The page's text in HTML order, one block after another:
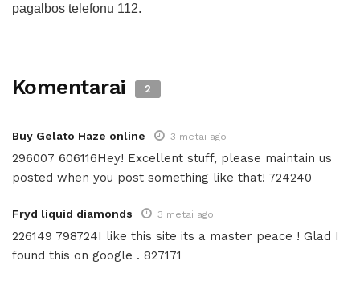
pagalbos telefonu 112.
Komentarai 2
Buy Gelato Haze online 3 metai ago
296007 606116Hey! Excellent stuff, please maintain us
posted when you post something like that! 724240
Fryd liquid diamonds 3 metai ago
226149 798724I like this site its a master peace ! Glad I
found this on google . 827171